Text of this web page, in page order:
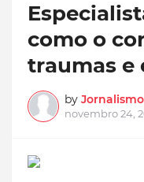
como o
traumas e
by
novembro 24,